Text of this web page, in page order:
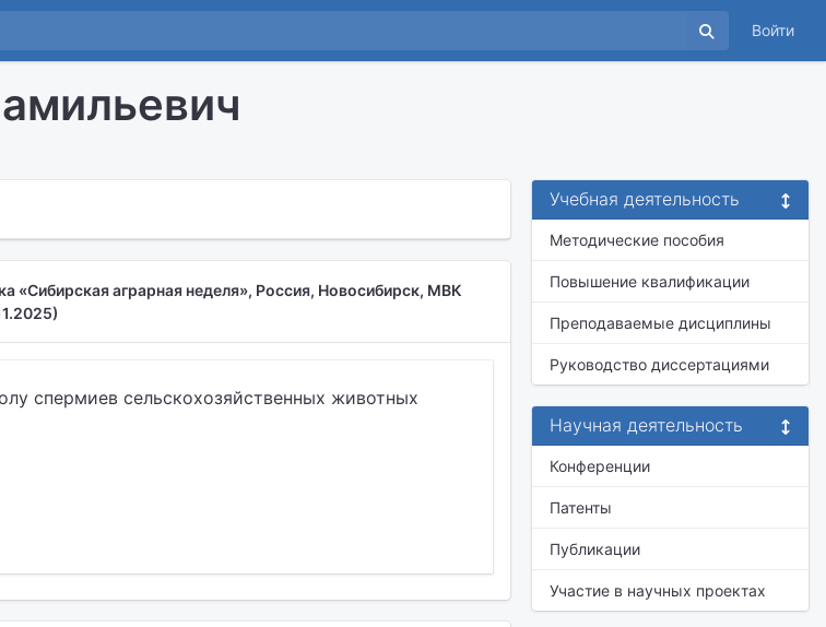
Войти
аграрная неделя», Россия, Новосибирск, МВК
спермиев сельскохозяйственных животных
Учебная деятельность
Методические пособия
Повышение квалификации
Преподаваемые дисциплины
Руководство диссертациями
Научная деятельность
Конференции
Патенты
Публикации
Участие в научных проектах